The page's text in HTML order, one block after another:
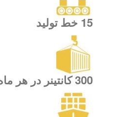
15 خط تولید
300 کانتینر در هر ماه